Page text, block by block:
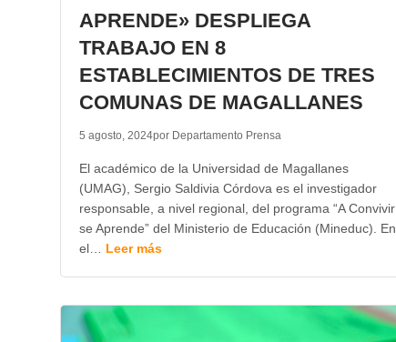
APRENDE» DESPLIEGA
TRABAJO EN 8
ESTABLECIMIENTOS DE TRES
COMUNAS DE MAGALLANES
5 agosto, 2024por Departamento Prensa
El académico de la Universidad de Magallanes
(UMAG), Sergio Saldivia Córdova es el investigador
responsable, a nivel regional, del programa “A Convivir
se Aprende” del Ministerio de Educación (Mineduc). En
el… Leer más